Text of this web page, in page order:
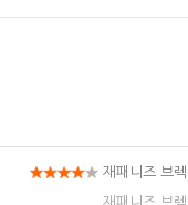
재패니즈 브
재패니즈 브